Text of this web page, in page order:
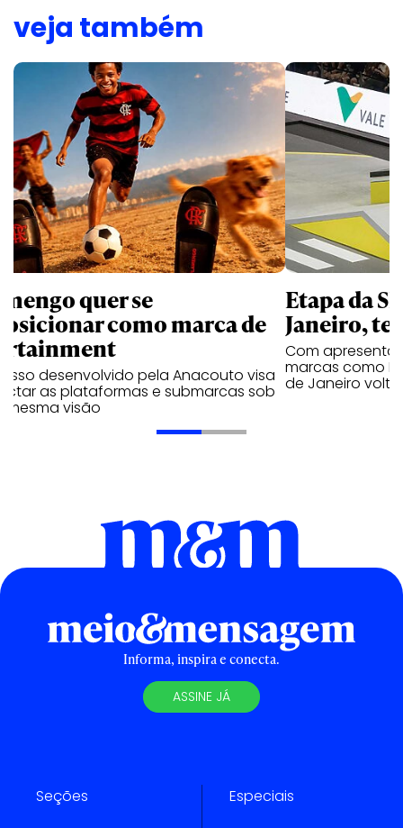
veja também
quer se
como marca de
desenvolvido pela Anacouto visa
as plataformas e submarcas sob
mesma visão
Etapa da
Janeiro,
Com
marcas como
de Janeiro
Informa, inspira e conecta.
ASSINE JÁ
Seções Especiais